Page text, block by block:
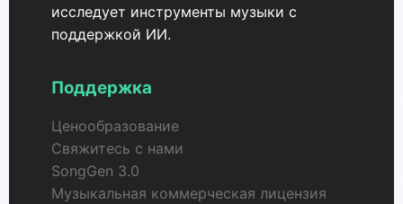
исследует инструменты музыки с
поддержкой ИИ.
Поддержка
Ценообразование
Свяжитесь с нами
SongGen 3.0
Музыкальная коммерческая лицензия